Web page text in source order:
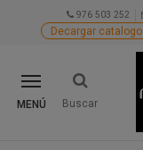
976 503 252
Decargar catalogo
MENÚ Buscar